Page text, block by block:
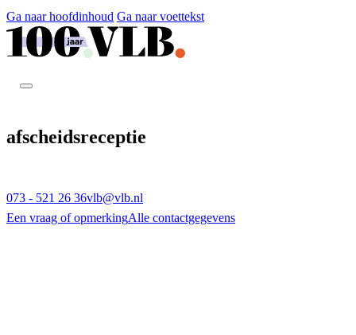
Ga naar hoofdinhoud Ga naar voettekst
afscheidsreceptie
073 - 521 26 36vlb@vlb.nl
Een vraag of opmerkingAlle contactgegevens